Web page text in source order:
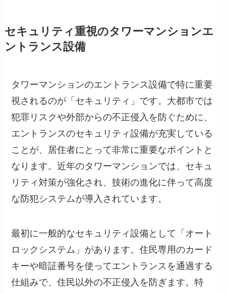
セキュリティ重視のタワーマンションエ
ントランス設備
タワーマンションのエントランス設備で特に重要
視されるのが「セキュリティ」です。大都市では
犯罪リスクや外部からの不正侵入を防ぐために、
エントランスのセキュリティ設備が充実している
ことが、居住者にとって非常に重要なポイントと
なります。近年のタワーマンションでは、セキュ
リティ対策が強化され、技術の進化に伴って高度
な防犯システムが導入されています。
最初に一般的なセキュリティ設備として「オート
ロックシステム」があります。住民専用のカード
キーや暗証番号を使ってエントランスを通過する
仕組みで、住民以外の不正侵入を防ぎます。特